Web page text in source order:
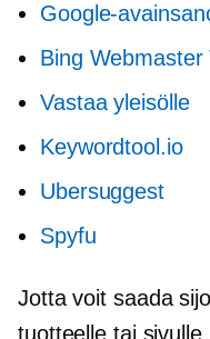
Google-
Bing Webmaster
Vastaa yleisölle
Keywordtool.io
Ubersuggest
Spyfu
Jotta voit saada
tuotteelle tai